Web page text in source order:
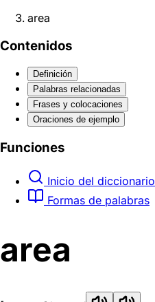
area
Contenidos
Definición
Palabras relacionadas
Frases y colocaciones
Oraciones de ejemplo
Funciones
Inicio del diccionario
Formas de palabras
area